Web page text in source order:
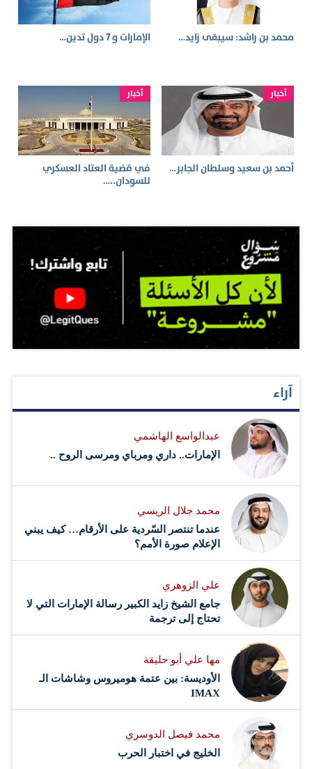
محمد بن راشد: سيبقى زايد… الإمارات و 7 دول تدين…
أخبار
أحمد بن سعيد وسلطان الجابر…
أخبار
في قضية العتاد العسكري
للسودان..…
آراء
عبدالواسع الهاشمي
الإمارات.. داري ومرباي ومرسى الروح ..
محمد جلال الريسي
عندما تنتصر السّردية على الأرقام… كيف يبني
الإعلام صورة الأمم؟
علي الزوهري
جامع الشيخ زايد الكبير رسالة الإمارات التي لا
تحتاج إلى ترجمة
مها علي أبو حليقة
الأوديسة: بين عتمة هوميروس وشاشات الـ
IMAX
محمد فيصل الدوسري ​
‏الخليج في اختبار الحرب